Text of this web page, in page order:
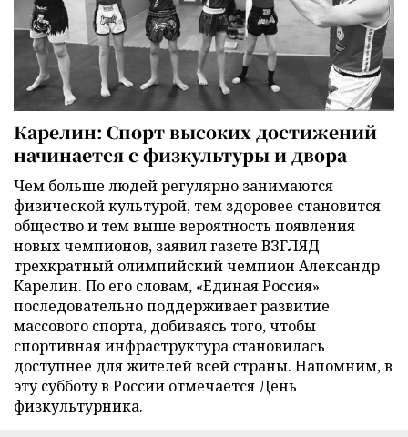
Карелин: Спорт высоких достижений
начинается с физкультуры и двора
Чем больше людей регулярно занимаются
физической культурой, тем здоровее становится
общество и тем выше вероятность появления
новых чемпионов, заявил газете ВЗГЛЯД
трехкратный олимпийский чемпион Александр
Карелин. По его словам, «Единая Россия»
последовательно поддерживает развитие
массового спорта, добиваясь того, чтобы
спортивная инфраструктура становилась
доступнее для жителей всей страны. Напомним, в
эту субботу в России отмечается День
физкультурника.